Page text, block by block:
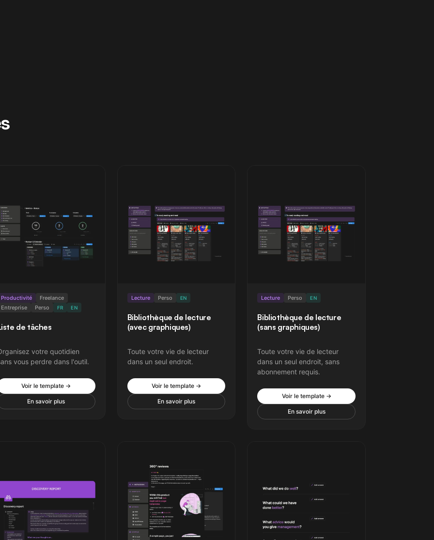
Productivité
Freelance
Entreprise
Perso FR EN
de tâches
votre quotidien
vous perdre dans l'outil.
Voir le template →
En savoir plus
Lecture Perso EN
Bibliothèque de lecture
(avec graphiques)
Toute votre vie de lecteur
dans un seul endroit.
Voir le template →
En savoir plus
Lecture Perso EN
Bibliothèque de lecture
(sans graphiques)
Toute votre vie de lecteur
dans un seul endroit, sans
abonnement requis.
Voir le template →
En savoir plus